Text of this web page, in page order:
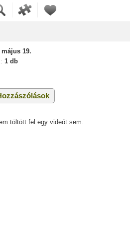
május 19.
1 db
töltött fel egy videót sem.